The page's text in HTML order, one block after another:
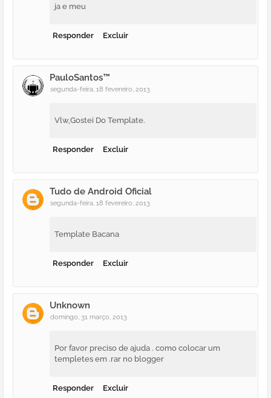
ja e meu
Responder Excluir
PauloSantos™
segunda-feira, 18 fevereiro, 2013
Vlw,Gostei Do Template.
Responder Excluir
Tudo de Android Oficial
segunda-feira, 18 fevereiro, 2013
Template Bacana
Responder Excluir
Unknown
domingo, 31 março, 2013
Por favor preciso de ajuda . como colocar um
templetes em .rar no blogger
Responder Excluir